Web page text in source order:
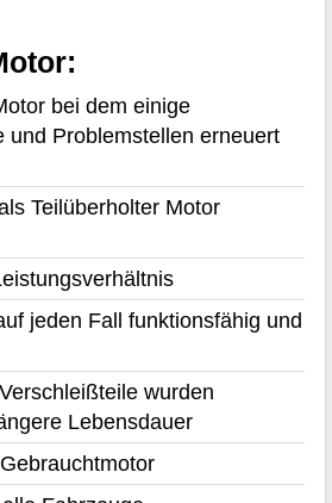
bei dem einige
und Problemstellen erneuert
Teilüberholter Motor
jeden Fall funktionsfähig und
wurden
Lebensdauer